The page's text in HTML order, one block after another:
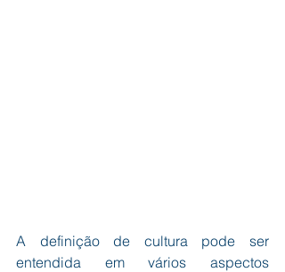
A definição de cultura pode ser
entendida em vários aspectos